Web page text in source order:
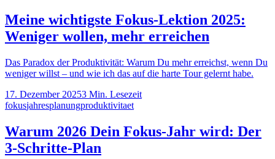
Meine wichtigste Fokus-Lektion 2025:
Weniger wollen, mehr erreichen
Das Paradox der Produktivität: Warum Du mehr erreichst, wenn Du
weniger willst – und wie ich das auf die harte Tour gelernt habe.
17. Dezember 20253 Min. Lesezeit
fokusjahresplanungproduktivitaet
Warum 2026 Dein Fokus-Jahr wird: Der
3-Schritte-Plan